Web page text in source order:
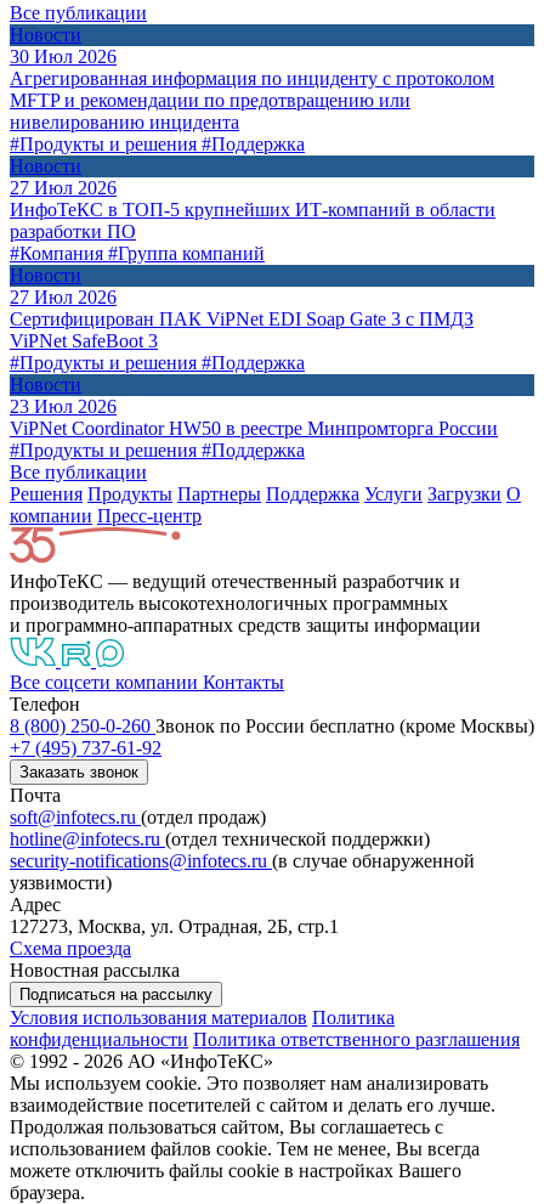
Все публикации
Новости
30 Июл 2026
Агрегированная информация по инциденту с протоколом
MFTP и рекомендации по предотвращению или
нивелированию инцидента
#Продукты и решения #Поддержка
Новости
27 Июл 2026
ИнфоТеКС в ТОП-5 крупнейших ИТ-компаний в области
разработки ПО
#Компания #Группа компаний
Новости
27 Июл 2026
Сертифицирован ПАК ViPNet EDI Soap Gate 3 с ПМДЗ
ViPNet SafeBoot 3
#Продукты и решения #Поддержка
Новости
23 Июл 2026
ViPNet Coordinator HW50 в реестре Минпромторга России
#Продукты и решения #Поддержка
Все публикации
Решения Продукты Партнeры Поддержка Услуги Загрузки О
компании Пресс-центр
ИнфоТеКС — ведущий отечественный разработчик и
производитель высокотехнологичных программных
и программно-аппаратных средств защиты информации
Все соцсети компании Контакты
Телефон
8 (800) 250-0-260 Звонок по России бесплатно (кроме Москвы)
+7 (495) 737-61-92
Заказать звонок
Почта
soft@infotecs.ru (отдел продаж)
hotline@infotecs.ru (отдел технической поддержки)
security-notifications@infotecs.ru (в случае обнаруженной
уязвимости)
Адрес
127273, Москва, ул. Отрадная, 2Б, стр.1
Схема проезда
Новостная рассылка
Подписаться на рассылку
Условия использования материалов Политика
конфиденциальности Политика ответственного разглашения
© 1992 - 2026 АО «ИнфоТеКС»
Мы используем cookie. Это позволяет нам анализировать
взаимодействие посетителей с сайтом и делать его лучше.
Продолжая пользоваться сайтом, Вы соглашаетесь с
использованием файлов cookie. Тем не менее, Вы всегда
можете отключить файлы cookie в настройках Вашего
браузера.